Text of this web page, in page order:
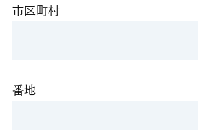
市区町村
番地